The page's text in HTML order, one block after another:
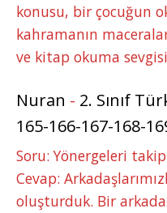
konusu, bir çocuğun
kahramanın
ve kitap okuma
Nuran - 2. Sınıf
165-166-167-168-
Soru: Yönergeleri
Cevap:
oluşturduk. Bir